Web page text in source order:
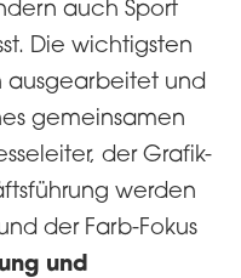
auch Sport
Die wichtigsten
ausgearbeitet und
gemeinsamen
der Grafik-
werden
der Farb-Fokus
und